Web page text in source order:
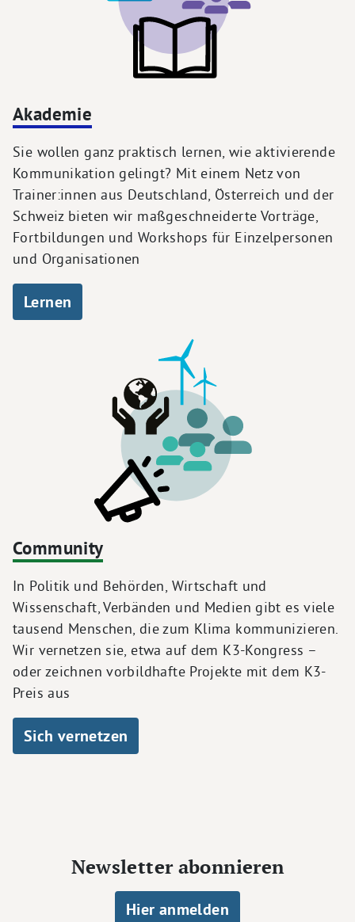
Akademie
Sie wollen ganz praktisch lernen, wie aktivierende
Kommunikation gelingt? Mit einem Netz von
Trainer:innen aus Deutschland, Österreich und der
Schweiz bieten wir maßgeschneiderte Vorträge,
Fortbildungen und Workshops für Einzelpersonen
und Organisationen
Lernen
Community
In Politik und Behörden, Wirtschaft und
Wissenschaft, Verbänden und Medien gibt es viele
tausend Menschen, die zum Klima kommunizieren.
Wir vernetzen sie, etwa auf dem K3-Kongress –
oder zeichnen vorbildhafte Projekte mit dem K3-
Preis aus
Sich vernetzen
Newsletter abonnieren
Hier anmelden